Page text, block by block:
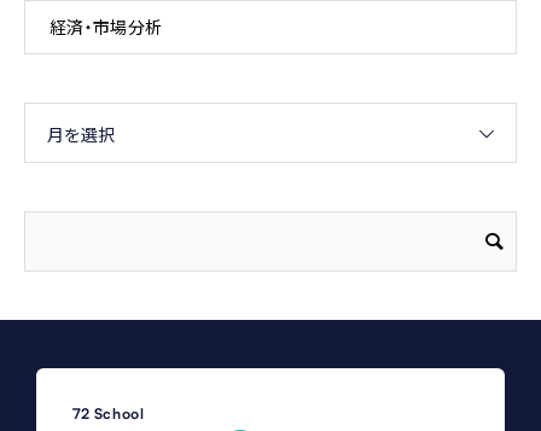
経済・市場分析
月を選択
72 School